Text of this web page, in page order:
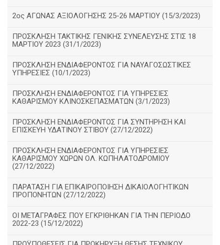
2ος ΑΓΩΝΑΣ ΑΞΙΟΛΟΓΗΣΗΣ 25-26 ΜΑΡΤΙΟΥ (15/3/2023)
ΠΡΟΣΚΛΗΣΗ ΤΑΚΤΙΚΗΣ ΓΕΝΙΚΗΣ ΣΥΝΕΛΕΥΣΗΣ ΣΤΙΣ 18
ΜΑΡΤΙΟΥ 2023 (31/1/2023)
ΠΡΟΣΚΛΗΣΗ ΕΝΔΙΑΦΕΡΟΝΤΟΣ ΓΙΑ ΝΑΥΑΓΟΣΩΣΤΙΚΕΣ
ΥΠΗΡΕΣΙΕΣ (10/1/2023)
ΠΡΟΣΚΛΗΣΗ ΕΝΔΙΑΦΕΡΟΝΤΟΣ ΓΙΑ ΥΠΗΡΕΣΙΕΣ
ΚΑΘΑΡΙΣΜΟΥ ΚΛΙΝΟΣΚΕΠΑΣΜΑΤΩΝ (3/1/2023)
ΠΡΟΣΚΛΗΣΗ ΕΝΔΙΑΦΕΡΟΝΤΟΣ ΓΙΑ ΣΥΝΤΗΡΗΣΗ ΚΑΙ
ΕΠΙΣΚΕΥΗ ΥΔΑΤΙΝΟΥ ΣΤΙΒΟΥ (27/12/2022)
ΠΡΟΣΚΛΗΣΗ ΕΝΔΙΑΦΕΡΟΝΤΟΣ ΓΙΑ ΥΠΗΡΕΣΙΕΣ
ΚΑΘΑΡΙΣΜΟΥ ΧΩΡΩΝ ΟΛ. ΚΩΠΗΛΑΤΟΔΡΟΜΙΟΥ
(27/12/2022)
ΠΑΡΑΤΑΣΗ ΓΙΑ ΕΠΙΚΑΙΡΟΠΟΙΗΣΗ ΔΙΚΑΙΟΛΟΓΗΤΙΚΩΝ
ΠΡΟΠΟΝΗΤΩΝ (27/12/2022)
ΟΙ ΜΕΤΑΓΡΑΦΕΣ ΠΟΥ ΕΓΚΡΙΘΗΚΑΝ ΓΙΑ ΤΗΝ ΠΕΡΙΟΔΟ
2022-23 (15/12/2022)